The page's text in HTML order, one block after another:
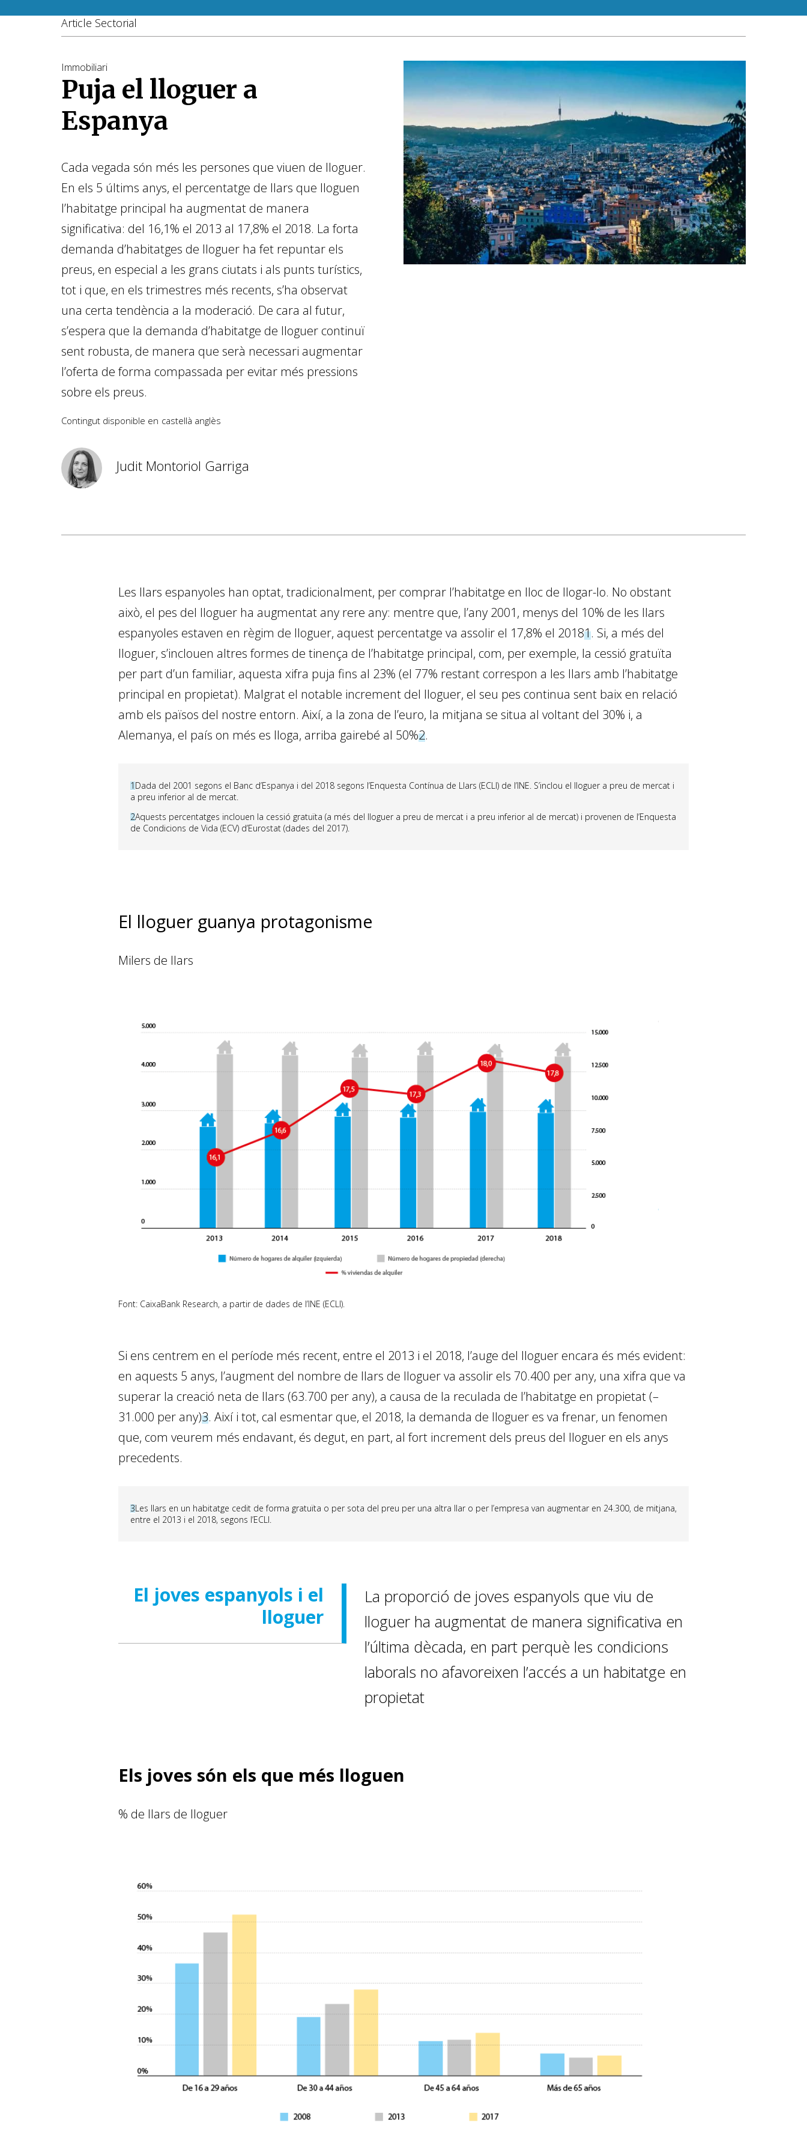
Article Sectorial
Immobiliari
Puja el lloguer a
Espanya
Cada vegada són més les persones que viuen de lloguer.
En els 5 últims anys, el percentatge de llars que lloguen
l’habitatge principal ha augmentat de manera
significativa: del 16,1% el 2013 al 17,8% el 2018. La forta
demanda d’habitatges de lloguer ha fet repuntar els
preus, en especial a les grans ciutats i als punts turístics,
tot i que, en els trimestres més recents, s’ha observat
una certa tendència a la moderació. De cara al futur,
s’espera que la demanda d’habitatge de lloguer continuï
sent robusta, de manera que serà necessari augmentar
l’oferta de forma compassada per evitar més pressions
sobre els preus.
Contingut disponible en castellà anglès
Judit Montoriol Garriga
Les llars espanyoles han optat, tradicionalment, per comprar l’habitatge en lloc de llogar-lo. No obstant
això, el pes del lloguer ha augmentat any rere any: mentre que, l’any 2001, menys del 10% de les llars
espanyoles estaven en règim de lloguer, aquest percentatge va assolir el 17,8% el 20181. Si, a més del
lloguer, s’inclouen altres formes de tinença de l’habitatge principal, com, per exemple, la cessió gratuïta
per part d’un familiar, aquesta xifra puja fins al 23% (el 77% restant correspon a les llars amb l’habitatge
principal en propietat). Malgrat el notable increment del lloguer, el seu pes continua sent baix en relació
amb els països del nostre entorn. Així, a la zona de l’euro, la mitjana se situa al voltant del 30% i, a
Alemanya, el país on més es lloga, arriba gairebé al 50%2.
1Dada del 2001 segons el Banc d’Espanya i del 2018 segons l’Enquesta Contínua de Llars (ECLl) de l’INE. S’inclou el lloguer a preu de mercat i
a preu inferior al de mercat.
2Aquests percentatges inclouen la cessió gratuïta (a més del lloguer a preu de mercat i a preu inferior al de mercat) i provenen de l’Enquesta
de Condicions de Vida (ECV) d’Eurostat (dades del 2017).
El lloguer guanya protagonisme
Milers de llars
Font: CaixaBank Research, a partir de dades de l’INE (ECLl).
Si ens centrem en el període més recent, entre el 2013 i el 2018, l’auge del lloguer encara és més evident:
en aquests 5 anys, l’augment del nombre de llars de lloguer va assolir els 70.400 per any, una xifra que va
superar la creació neta de llars (63.700 per any), a causa de la reculada de l’habitatge en propietat (–
31.000 per any)3. Així i tot, cal esmentar que, el 2018, la demanda de lloguer es va frenar, un fenomen
que, com veurem més endavant, és degut, en part, al fort increment dels preus del lloguer en els anys
precedents.
3Les llars en un habitatge cedit de forma gratuïta o per sota del preu per una altra llar o per l’empresa van augmentar en 24.300, de mitjana,
entre el 2013 i el 2018, segons l’ECLl.
El joves espanyols i el
lloguer
La proporció de joves espanyols que viu de
lloguer ha augmentat de manera significativa en
l’última dècada, en part perquè les condicions
laborals no afavoreixen l’accés a un habitatge en
propietat
Els joves són els que més lloguen
% de llars de lloguer